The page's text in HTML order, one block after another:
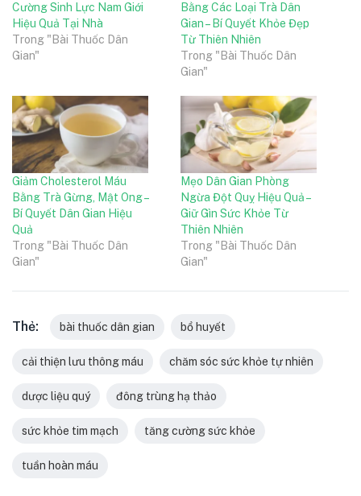
Cường Sinh Lực Nam Giới
Hiệu Quả Tại Nhà
Trong "Bài Thuốc Dân
Gian"
Bằng Các Loại Trà Dân
Gian – Bí Quyết Khỏe Đẹp
Từ Thiên Nhiên
Trong "Bài Thuốc Dân
Gian"
Giảm Cholesterol Máu
Bằng Trà Gừng, Mật Ong –
Bí Quyết Dân Gian Hiệu
Quả
Trong "Bài Thuốc Dân
Gian"
Mẹo Dân Gian Phòng
Ngừa Đột Quỵ Hiệu Quả –
Giữ Gìn Sức Khỏe Từ
Thiên Nhiên
Trong "Bài Thuốc Dân
Gian"
Thẻ: bài thuốc dân gian bổ huyết
cải thiện lưu thông máu chăm sóc sức khỏe tự nhiên
dược liệu quý đông trùng hạ thảo
sức khỏe tim mạch tăng cường sức khỏe
tuần hoàn máu